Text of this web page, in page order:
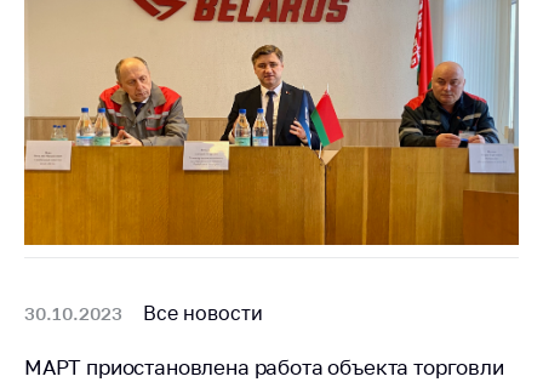
30.10.2023 Все новости
МАРТ приостановлена работа объекта торговли